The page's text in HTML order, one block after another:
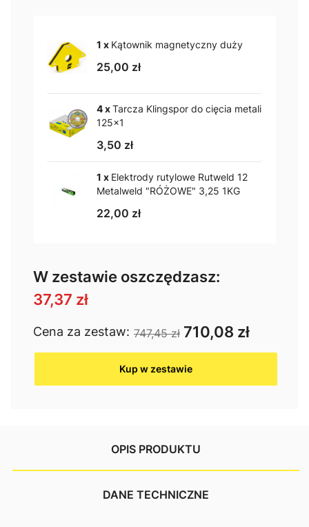
1 x Kątownik magnetyczny duży
25,00 zł
4 xTarcza Klingspor do cięcia metali
125x1
3,50 zł
1 x Elektrody rutylowe Rutweld 12
Metalweld "RÓŻOWE" 3,25 1KG
22,00 zł
W zestawie oszczędzasz:
37,37 zł
Cena za zestaw: 747,45 zł 710,08 zł
Kup w zestawie
OPIS PRODUKTU
DANE TECHNICZNE